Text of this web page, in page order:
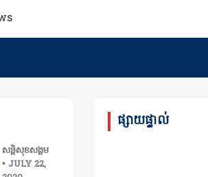
សន្តិសុខសង្គម
• JULY 22,
ផ្សាយផ្ទាល់